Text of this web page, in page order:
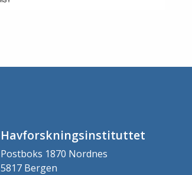
Havforskningsinstituttet
Postboks 1870 Nordnes
5817 Bergen